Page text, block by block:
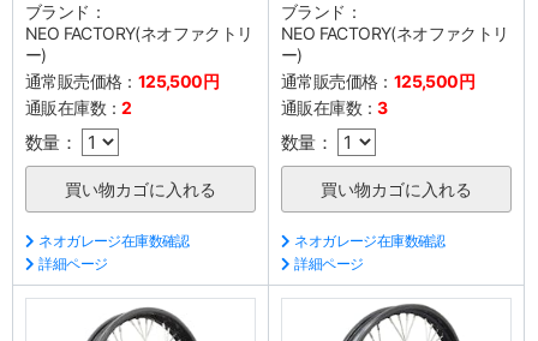
ブランド：
NEO FACTORY(ネオファクトリ
ー)
通常販売価格： 125,500円
通販在庫数：2
数量：
ネオガレージ在庫数確認
詳細ページ
ブランド：
NEO FACTORY(ネオファクトリ
ー)
通常販売価格： 125,500円
通販在庫数：3
数量：
ネオガレージ在庫数確認
詳細ページ